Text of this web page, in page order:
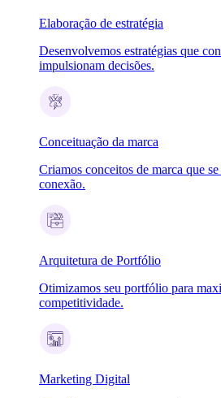
Elaboração de estratégia
Desenvolvemos estratégias que
impulsionam decisões.
Conceituação da marca
Criamos conceitos de marca que
conexão.
Arquitetura de Portfólio
Otimizamos seu portfólio para
competitividade.
Marketing Digital